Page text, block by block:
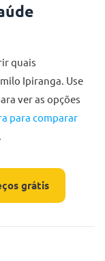
quais
Ipiranga. Use
ver as opções
para comparar
grátis